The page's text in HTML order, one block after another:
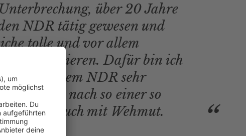
über 20 Jahre
NDR tätig gewesen und
tolle und vor allem
präsentieren. Dafür bin ich
dem NDR sehr
man nach so einer so
Zeit auch mit Wehmut.